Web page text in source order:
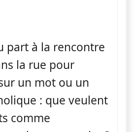
Quèsaco ?
part à la rencontre
la rue pour
un mot ou un
: que veulent
comme